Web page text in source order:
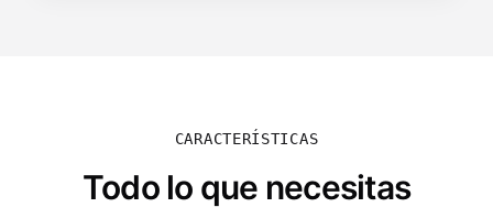
CARACTERÍSTICAS
Todo lo que necesitas